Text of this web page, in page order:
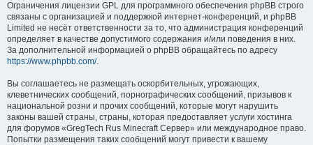
Ограничения лицензии GPL для программного обеспечения phpBB строго
связаны с организацией и поддержкой интернет-конференций, и phpBB
Limited не несёт ответственности за то, что администрация конференций
определяет в качестве допустимого содержания и/или поведения в них.
За дополнительной информацией о phpBB обращайтесь по адресу
https://www.phpbb.com/.
Вы соглашаетесь не размещать оскорбительных, угрожающих,
клеветнических сообщений, порнографических сообщений, призывов к
национальной розни и прочих сообщений, которые могут нарушить
законы вашей страны, страны, которая предоставляет услуги хостинга
для форумов «GregTech Rus Minecraft Сервер» или международное право.
Попытки размещения таких сообщений могут привести к вашему